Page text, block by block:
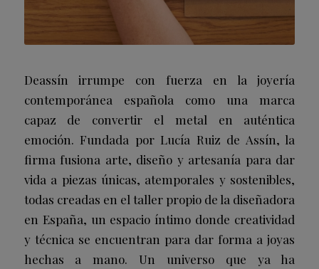
Deassín irrumpe con fuerza en la joyería
contemporánea española como una marca
capaz de convertir el metal en auténtica
emoción. Fundada por Lucía Ruiz de Assín, la
firma fusiona arte, diseño y artesanía para dar
vida a piezas únicas, atemporales y sostenibles,
todas creadas en el taller propio de la diseñadora
en España, un espacio íntimo donde creatividad
y técnica se encuentran para dar forma a joyas
hechas a mano. Un universo que ya ha